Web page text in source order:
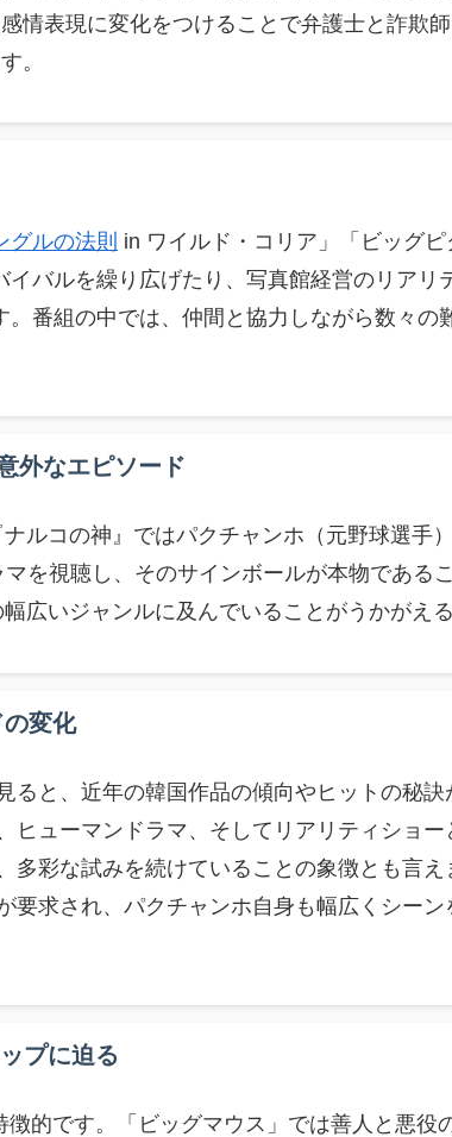
情表現に変化をつけることで弁護士と詐欺
。
グルの法則 in ワイルド・コリア」「ビッグ
バルを繰り広げたり、写真館経営のリアリ
番組の中では、仲間と協力しながら数々の
外なエピソード
ルコの神』ではパクチャンホ（元野球選手
を視聴し、そのサインボールが本物である
広いジャンルに及んでいることがうかがえる
変化
と、近年の韓国作品の傾向やヒットの秘
ューマンドラマ、そしてリアリティショー
彩な試みを続けていることの象徴とも言
求され、パクチャンホ自身も幅広くシー
プに迫る
的です。「ビッグマウス」では善人と悪役